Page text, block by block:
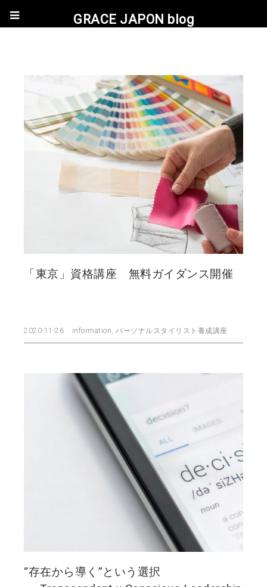
「東京」資格講座 無料ガイダンス開催
2020-11-26 information,パーソナルスタイリスト養成講座
“存在から導く”という選択
GRACE JAPON blog